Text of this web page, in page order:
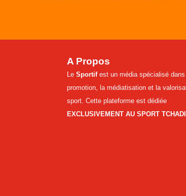
A Propos
Le Sportifest un média spécialisé
promotion, la médiatisation et la
sport. Cette plateforme est dédiée
EXCLUSIVEMENT AU SPORT